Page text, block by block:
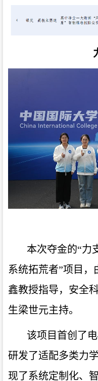
本次夺金的“力
系统拓荒者”项目
鑫教授指导，安全
生梁世元主持。
该项目首创了
研发了适配多类力
现了系统定制化、